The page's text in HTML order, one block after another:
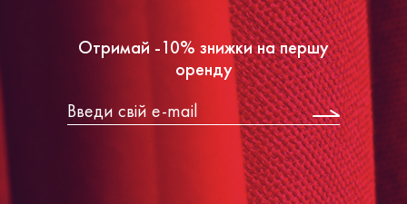
Отримай -10% знижки на першу
оренду